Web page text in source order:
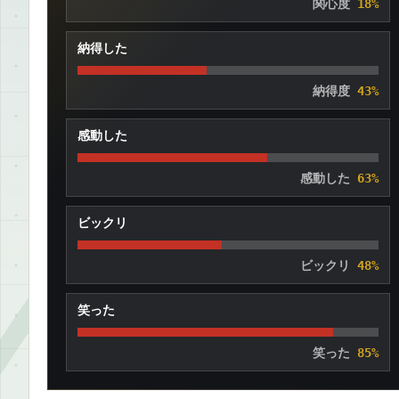
関心度 18%
納得した
納得度 43%
感動した
感動した 63%
ビックリ
ビックリ 48%
笑った
笑った 85%